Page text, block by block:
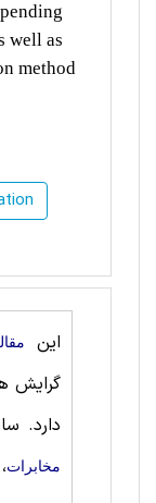
well as
method
این
گرایش
دارد.
مخابرات